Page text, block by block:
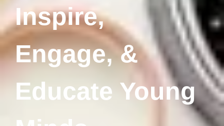
Inspire,
Engage, &
Educate Young